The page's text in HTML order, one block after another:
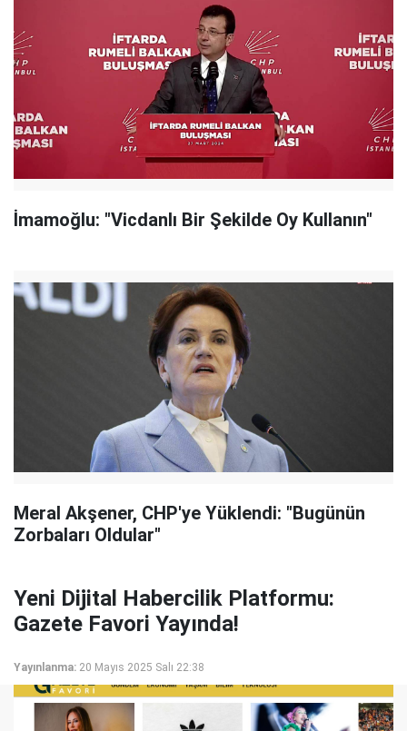
İmamoğlu: "Vicdanlı Bir Şekilde Oy Kullanın"
Meral Akşener, CHP'ye Yüklendi: "Bugünün
Zorbaları Oldular"
Yeni Dijital Habercilik Platformu:
Gazete Favori Yayında!
Yayınlanma: 20 Mayıs 2025 Salı 22:38